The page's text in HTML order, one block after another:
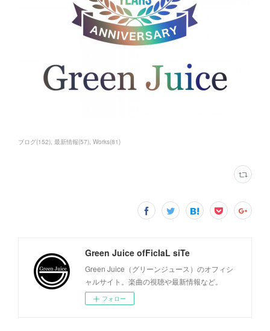
ブログ(152) 最新情報(57) Works(81)
Green Juice ofFicIaL siTe
Green Juice（グリーンジュース）のオフィシ
ャルサイト。楽曲の視聴や最新情報など。
フォロー